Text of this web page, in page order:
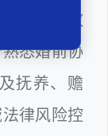
市某区政
悉婚前协
抚养、赡
律风险控